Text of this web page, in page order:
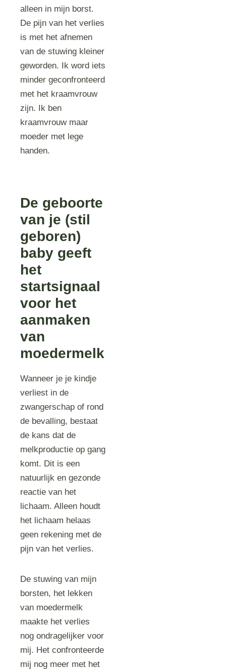
alleen in mijn borst.
De pijn van het verlies
is met het afnemen
van de stuwing kleiner
geworden. Ik word iets
minder geconfronteerd
met het kraamvrouw
zijn. Ik ben
kraamvrouw maar
moeder met lege
handen.
De geboorte
van je (stil
geboren)
baby geeft
het
startsignaal
voor het
aanmaken
van
moedermelk
Wanneer je je kindje
verliest in de
zwangerschap of rond
de bevalling, bestaat
de kans dat de
melkproductie op gang
komt. Dit is een
natuurlijk en gezonde
reactie van het
lichaam. Alleen houdt
het lichaam helaas
geen rekening met de
pijn van het verlies.
De stuwing van mijn
borsten, het lekken
van moedermelk
maakte het verlies
nog ondragelijker voor
mij. Het confronteerde
mij nog meer met het